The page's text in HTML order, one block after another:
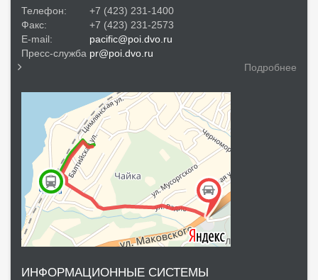
Телефон:
+7 (423) 231-1400
Факс:
+7 (423) 231-2573
E-mail:
pacific@poi.dvo.ru
Пресс-служба pr@poi.dvo.ru
Подробнее
ИНФОРМАЦИОННЫЕ СИСТЕМЫ